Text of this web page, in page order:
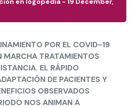
POR EL COVID-19
MARCHA TRATAMIENTOS
EL RÁPIDO
DE PACIENTES Y
OBSERVADOS
NOS ANIMAN A